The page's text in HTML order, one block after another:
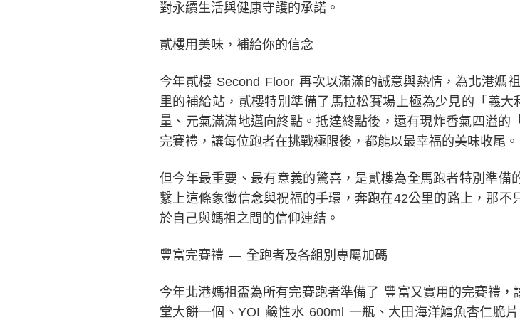
對永續生活與健康守護的承諾。
貳樓用美味，補給你的信念
今年貳樓 Second Floor 再次以滿滿的誠意與熱情，為北港媽
里的補給站，貳樓特別準備了馬拉松賽場上極為少見的「義
量、元氣滿滿地邁向終點。抵達終點後，還有現炸香氣四溢
完賽禮，讓每位跑者在挑戰極限後，都能以最幸福的美味收尾。
但今年最重要、最有意義的驚喜，是貳樓為全馬跑者特別準備
繫上這條象徵信念與祝福的手環，奔跑在42公里的路上，那
於自己與媽祖之間的信仰連結。
豐富完賽禮 — 全跑者及各組別專屬加碼
今年北港媽祖盃為所有完賽跑者準備了 豐富又實用的完賽禮
堂大餅一個、YOI 鹼性水 600ml 一瓶、大田海洋鱈魚杏仁脆